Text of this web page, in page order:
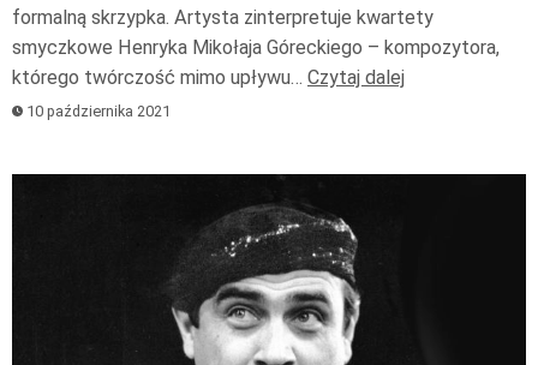
formalną skrzypka. Artysta zinterpretuje kwartety
smyczkowe Henryka Mikołaja Góreckiego – kompozytora,
którego twórczość mimo upływu… Czytaj dalej
10 października 2021